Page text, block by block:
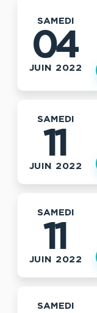
SAMEDI
04
JUIN 2022
SAMEDI
11
JUIN 2022
SAMEDI
11
JUIN 2022
SAMEDI